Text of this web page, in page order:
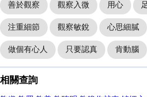
善於觀察 觀察入微 用心
注重細節 觀察敏銳 心思細膩
做個有心人 只要認真 肯動腦
相關查詢